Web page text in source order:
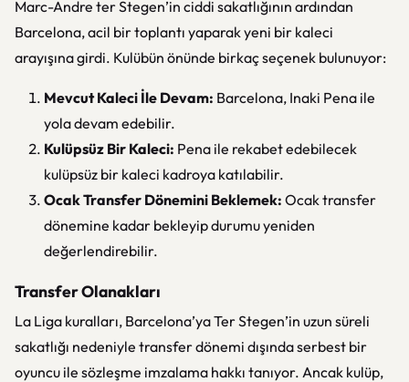
Marc-Andre ter Stegen’in ciddi sakatlığının ardından
Barcelona, acil bir toplantı yaparak yeni bir kaleci
arayışına girdi. Kulübün önünde birkaç seçenek bulunuyor:
Mevcut Kaleci İle Devam: Barcelona, Inaki Pena ile
yola devam edebilir.
Kulüpsüz Bir Kaleci: Pena ile rekabet edebilecek
kulüpsüz bir kaleci kadroya katılabilir.
Ocak Transfer Dönemini Beklemek: Ocak transfer
dönemine kadar bekleyip durumu yeniden
değerlendirebilir.
Transfer Olanakları
La Liga kuralları, Barcelona’ya Ter Stegen’in uzun süreli
sakatlığı nedeniyle transfer dönemi dışında serbest bir
oyuncu ile sözleşme imzalama hakkı tanıyor. Ancak kulüp,